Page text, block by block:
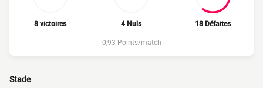
8 victoires 4 Nuls
18 Défaites
0,93 Points/match
Stade